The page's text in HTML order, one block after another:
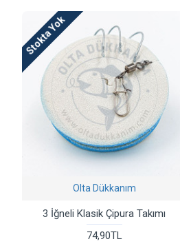
Stokta Yok
Olta Dükkanım
3 İğneli Klasik Çipura Takımı
74,90TL